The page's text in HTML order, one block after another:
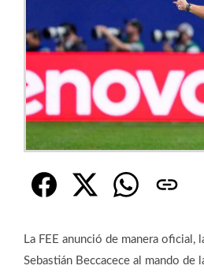
La FEE anunció de manera oficial,
Sebastián Beccacece al mando de